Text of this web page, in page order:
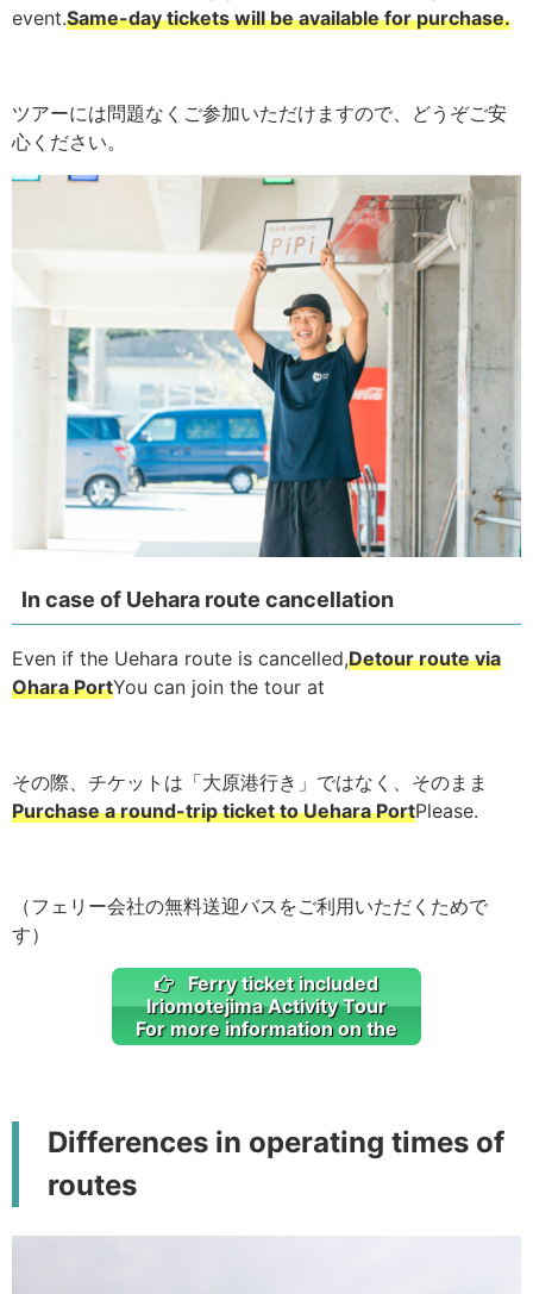
event.Same-day tickets will be available for purchase.
ツアーには問題なくご参加いただけますので、どうぞご安
心ください。
In case of Uehara route cancellation
Even if the Uehara route is cancelled,Detour route via
Ohara PortYou can join the tour at
その際、チケットは「大原港行き」ではなく、そのまま
Purchase a round-trip ticket to Uehara PortPlease.
（フェリー会社の無料送迎バスをご利用いただくためで
す）
Ferry ticket included
Iriomotejima Activity Tour
For more information on the
Differences in operating times of
routes